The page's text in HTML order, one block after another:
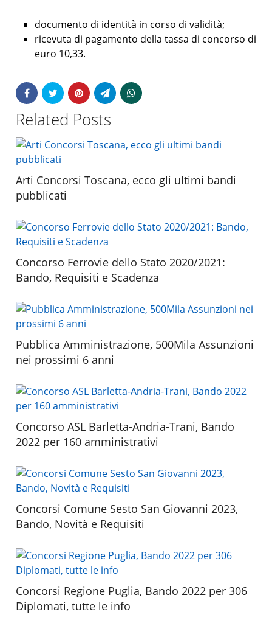
documento di identità in corso di validità;
ricevuta di pagamento della tassa di concorso di
euro 10,33.
Related Posts
Arti Concorsi Toscana, ecco gli ultimi bandi
pubblicati
Concorso Ferrovie dello Stato 2020/2021:
Bando, Requisiti e Scadenza
Pubblica Amministrazione, 500Mila Assunzioni
nei prossimi 6 anni
Concorso ASL Barletta-Andria-Trani, Bando
2022 per 160 amministrativi
Concorsi Comune Sesto San Giovanni 2023,
Bando, Novità e Requisiti
Concorsi Regione Puglia, Bando 2022 per 306
Diplomati, tutte le info